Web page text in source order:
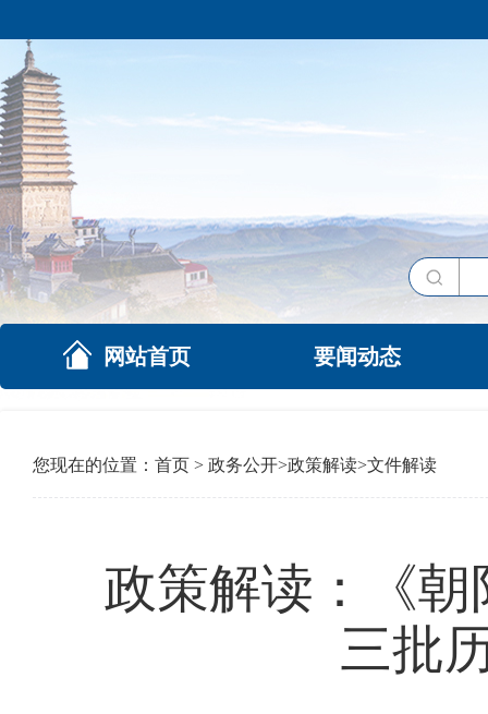
网站首页 要闻动态
您现在的位置： 首页 > 政务公开>政策解读>文件解读
政策解读：《
三批